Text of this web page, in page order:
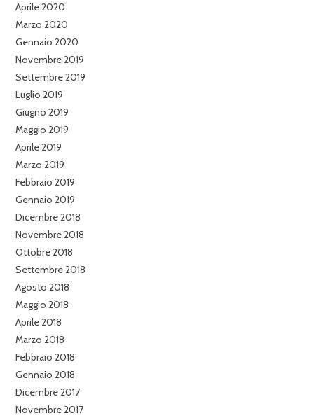
Aprile 2020
Marzo 2020
Gennaio 2020
Novembre 2019
Settembre 2019
Luglio 2019
Giugno 2019
Maggio 2019
Aprile 2019
Marzo 2019
Febbraio 2019
Gennaio 2019
Dicembre 2018
Novembre 2018
Ottobre 2018
Settembre 2018
Agosto 2018
Maggio 2018
Aprile 2018
Marzo 2018
Febbraio 2018
Gennaio 2018
Dicembre 2017
Novembre 2017